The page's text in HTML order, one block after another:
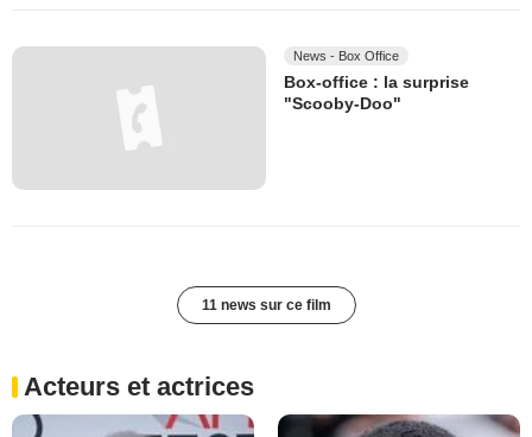
News - Box Office
Box-office : la surprise
"Scooby-Doo"
11 news sur ce film
Acteurs et actrices